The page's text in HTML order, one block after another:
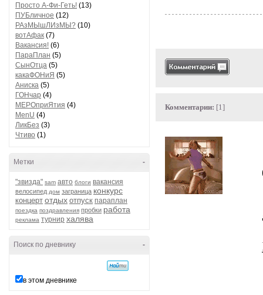
Просто А-Фи-Геть! (13)
ПУБличное (12)
РАзМЫшЛИзМЫ? (10)
вотАфак (7)
Вакансия! (6)
ПараПлан (5)
СынОтца (5)
какаФОНиЯ (5)
Аниска (5)
ГОНчар (4)
МЕРОприЯтия (4)
MenU (4)
ЛикБез (3)
Чтиво (1)
-
Метки
"звизда" sam авто блоги вакансия
велосипед дом заграница конкурс
концерт отдых отпуск параплан
поездка поздравления пробки работа
реклама турнир халява
-
Поиск по дневнику
в этом дневнике
Комментарии: [1]